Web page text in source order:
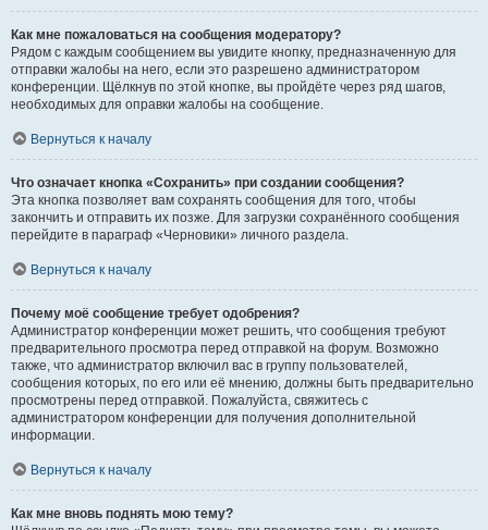
Как мне пожаловаться на сообщения модератору?
Рядом с каждым сообщением вы увидите кнопку, предназначенную для
отправки жалобы на него, если это разрешено администратором
конференции. Щёлкнув по этой кнопке, вы пройдёте через ряд шагов,
необходимых для оправки жалобы на сообщение.
Вернуться к началу
Что означает кнопка «Сохранить» при создании сообщения?
Эта кнопка позволяет вам сохранять сообщения для того, чтобы
закончить и отправить их позже. Для загрузки сохранённого сообщения
перейдите в параграф «Черновики» личного раздела.
Вернуться к началу
Почему моё сообщение требует одобрения?
Администратор конференции может решить, что сообщения требуют
предварительного просмотра перед отправкой на форум. Возможно
также, что администратор включил вас в группу пользователей,
сообщения которых, по его или её мнению, должны быть предварительно
просмотрены перед отправкой. Пожалуйста, свяжитесь с
администратором конференции для получения дополнительной
информации.
Вернуться к началу
Как мне вновь поднять мою тему?